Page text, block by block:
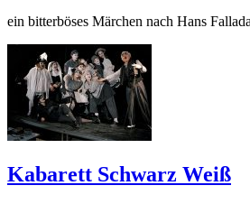
ein bitterböses Märchen nach Hans Fallada
Kabarett Schwarz Weiß